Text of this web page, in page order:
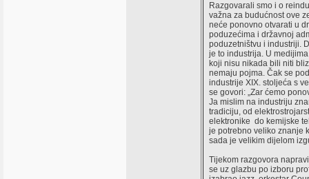
Razgovarali smo i o
važna za budućnost ove
neće ponovno otvarati u
poduzećima i državnoj
poduzetništvu i industriji.
je to industrija. U
koji nisu nikada bili niti
nemaju pojma. Čak se
industrije XIX. stoljeća s
se govori: „Zar ćemo
Ja mislim na industriju
tradiciju, od
elektronike do kemijske
je potrebno veliko znanje
sada je velikim dijelom
Tijekom razgovora
se uz glazbu po izboru